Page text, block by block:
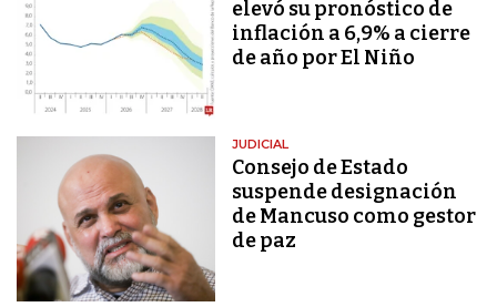
elevó su pronóstico de
inflación a 6,9% a cierre
de año por El Niño
JUDICIAL
Consejo de Estado
suspende designación
de Mancuso como gestor
de paz